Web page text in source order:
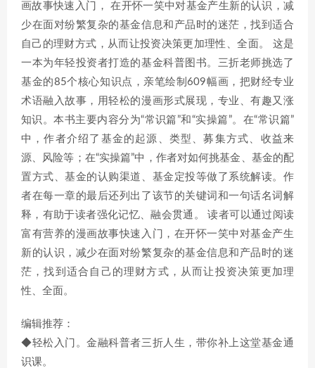
画故事快速入门， 在开怀一笑中对基金产生新的认识，减
少在面对纷繁复杂的基金信息和产品时的迷茫，找到适合
自己的理财方式，从而让投资决策更加理性、全面。 这是
一本为年轻投资者打造的基金科普图书。三折老师挑选了
基金的85个核心知识点，亲笔绘制609幅画，把财经专业
术语融入故事，用轻松的漫画形式展现，专业、有趣又涨
知识。本书主要内容分为“常识篇”和“实操篇”。在“常识篇”
中，作者介绍了基金的起源、类型、募集方式、收益来
源、风险等；在“实操篇”中，作者对如何挑基金、基金的配
置方式、基金的认购渠道、基金定投等做了系统解读。作
者在每一章的最后还列出了该节的关键词和一句话名词解
释，有助于读者强化记忆、融会贯通。 读者可以通过阅读
富有营养的漫画故事快速入门，在开怀一笑中对基金产生
新的认识，减少在面对纷繁复杂的基金信息和产品时的迷
茫，找到适合自己的理财方式，从而让投资决策更加理
性、全面。
编辑推荐：
◆轻松入门。金融科普者三折人生，带你补上这堂基金通
识课。